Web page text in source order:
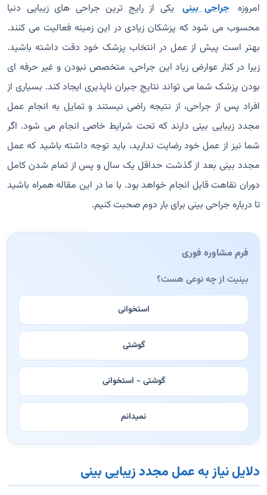
امروزه جراحی بینی یکی از رایج ترین جراحی های زیبایی دنیا
محسوب می شود که پزشکان زیادی در این زمینه فعالیت می کنند.
بهتر است پیش از عمل در انتخاب پزشک خود دقت داشته باشید.
زیرا در کنار عوارض زیاد این جراحی، متخصص نبودن و غیر حرفه ای
بودن پزشک شما می تواند نتایج جبران ناپذیری ایجاد کند. بسیاری از
افراد پس از جراحی، از نتیجه راضی نیستند و تمایل به انجام عمل
مجدد زیبایی بینی دارند که تحت شرایط خاصی انجام می شود. اگر
شما نیز از عمل خود رضایت ندارید، باید توجه داشته باشید که عمل
مجدد بینی بعد از گذشت حداقل یک سال و پس از تمام شدن کامل
دوران نقاهت قابل انجام خواهد بود. با ما در این مقاله همراه باشید
تا درباره جراحی بینی برای بار دوم صحبت کنیم.
فرم مشاوره فوری
بینیت از چه نوعی هست؟
استخوانی
گوشتی
گوشتی - استخوانی
نمیدانم
دلایل نیاز به عمل مجدد زیبایی بینی